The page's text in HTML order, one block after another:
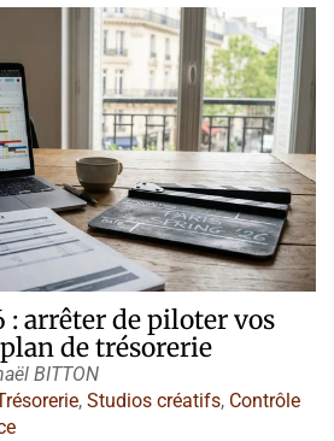
arrêter de piloter vos
de trésorerie
BITTON
, Studios créatifs, Contrôle